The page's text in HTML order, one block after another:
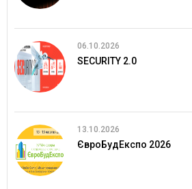
06.10.2026
SECURITY 2.0
13.10.2026
ЄвроБудЕкспо 2026